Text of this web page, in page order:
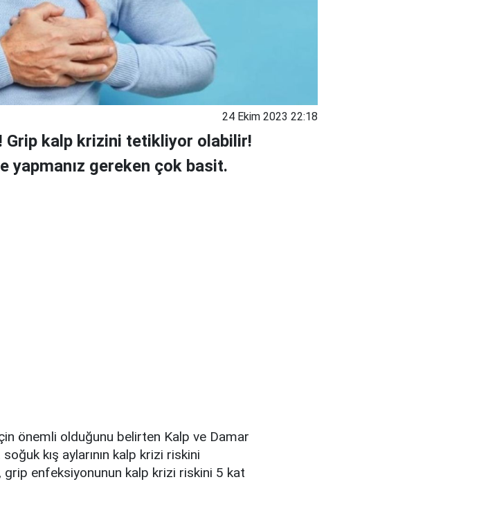
24 Ekim 2023 22:18
Grip kalp krizini tetikliyor olabilir!
yapmanız gereken çok basit.
önemli olduğunu belirten Kalp ve Damar
kış aylarının kalp krizi riskini
grip enfeksiyonunun kalp krizi riskini 5 kat